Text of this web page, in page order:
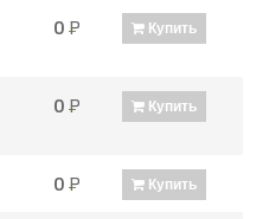
0Р Купить
0Р Купить
0Р Купить